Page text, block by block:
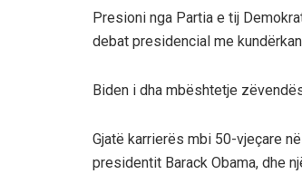
Presioni nga Partia e tij
debat presidencial me
Biden i dha mbështetje
Gjatë karrierës mbi 50-vjeçare
presidentit Barack Obama, dhe